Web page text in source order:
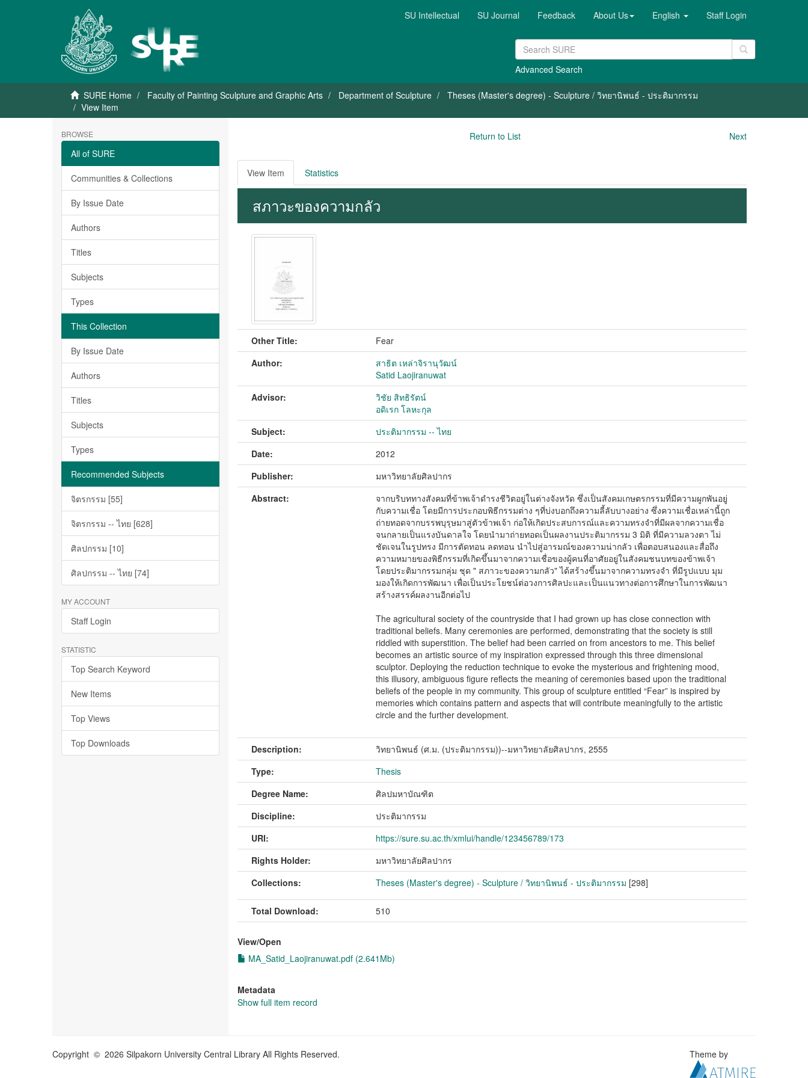
SU Intellectual SU Journal Feedback About Us English Staff Login
Advanced Search
SURE Home Faculty of Painting Sculpture and Graphic Arts Department of Sculpture
Theses (Master's degree) - Sculpture / วิทยานิพนธ์ - ประติมากรรม
View Item
BROWSE
All of SURE
Communities & Collections
By Issue Date
Authors
Titles
Subjects
Types
This Collection
By Issue Date
Authors
Titles
Subjects
Types
Recommended Subjects
จิตรกรรม [55]
จิตรกรรม -- ไทย [628]
ศิลปกรรม [10]
ศิลปกรรม -- ไทย [74]
MY ACCOUNT
Staff Login
STATISTIC
Top Search Keyword
New Items
Top Views
Top Downloads
Return to List Next
View Item Statistics
สภาวะของความกลัว
Other Title:
Fear
Author:
สาธิต เหล่าจิรานุวัฒน์
Satid Laojiranuwat
Advisor:
วิชัย สิทธิรัตน์
อดิเรก โลหะกุล
Subject:
ประติมากรรม -- ไทย
Date:
2012
Publisher:
มหาวิทยาลัยศิลปากร
Abstract:
จากบริบททางสังคมที่ข้าพเจ้าดำรงชีวิตอยู่ในต่างจังหวัด ซึ่งเป็นสังคมเกษตรกรรมที่มีความผูกพันอยู่
กับความเชื่อ โดยมีการประกอบพิธีกรรมต่าง ๆที่บ่งบอกถึงความลี้ลับบางอย่าง ซึ่งความเชื่อเหล่านี้ถูก
ถ่ายทอดจากบรรพบุรุษมาสู่ตัวข้าพเจ้า ก่อให้เกิดประสบการณ์และความทรงจำที่มีผลจากความเชื่อ
จนกลายเป็นแรงบันดาลใจ โดยนำมาถ่ายทอดเป็นผลงานประติมากรรม 3 มิติ ที่มีความลวงตา ไม่
ชัดเจนในรูปทรง มีการตัดทอน ลดทอน นำไปสู่อารมณ์ของความน่ากลัว เพื่อตอบสนองและสื่อถึง
ความหมายของพิธีกรรมที่เกิดขึ้นมาจากความเชื่อของผู้คนที่อาศัยอยู่ในสังคมชนบทของข้าพเจ้า
โดยประติมากรรมกลุ่ม ชุด " สภาวะของความกลัว" ได้สร้างขึ้นมาจากความทรงจำ ที่มีรูปแบบ มุม
มองให้เกิดการพัฒนา เพื่อเป็นประโยชน์ต่อวงการศิลปะและเป็นแนวทางต่อการศึกษาในการพัฒนา
สร้างสรรค์ผลงานอีกต่อไป
The agricultural society of the countryside that I had grown up has close connection with
traditional beliefs. Many ceremonies are performed, demonstrating that the society is still
riddled with superstition. The belief had been carried on from ancestors to me. This belief
becomes an artistic source of my inspiration expressed through this three dimensional
sculptor. Deploying the reduction technique to evoke the mysterious and frightening mood,
this illusory, ambiguous figure reflects the meaning of ceremonies based upon the traditional
beliefs of the people in my community. This group of sculpture entitled “Fear” is inspired by
memories which contains pattern and aspects that will contribute meaningfully to the artistic
circle and the further development.
Description:
วิทยานิพนธ์ (ศ.ม. (ประติมากรรม))--มหาวิทยาลัยศิลปากร, 2555
Type:
Thesis
Degree Name:
ศิลปมหาบัณฑิต
Discipline:
ประติมากรรม
URI:
https://sure.su.ac.th/xmlui/handle/123456789/173
Rights Holder:
มหาวิทยาลัยศิลปากร
Collections:
Theses (Master's degree) - Sculpture / วิทยานิพนธ์ - ประติมากรรม [298]
Total Download: 510
View/Open
MA_Satid_Laojiranuwat.pdf (2.641Mb)
Metadata
Show full item record
Copyright © 2026 Silpakorn University Central Library All Rights Reserved. Theme by